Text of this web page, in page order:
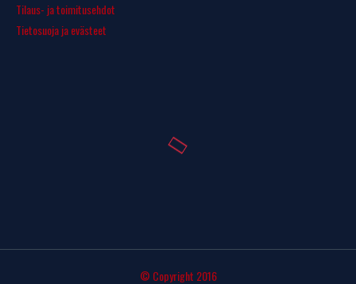
Tilaus- ja toimitusehdot
Tietosuoja ja evästeet
© Copyright 2016